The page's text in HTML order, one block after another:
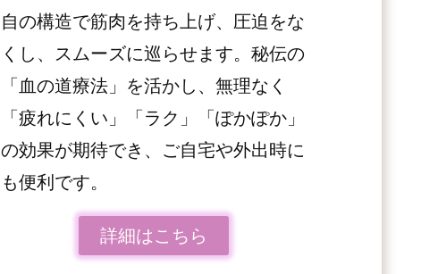
自の構造で筋肉を持ち上げ、圧迫をな
くし、スムーズに巡らせます。秘伝の
「血の道療法」を活かし、無理なく
「疲れにくい」「ラク」「ぽかぽか」
の効果が期待でき、ご自宅や外出時に
も便利です。
詳細はこちら